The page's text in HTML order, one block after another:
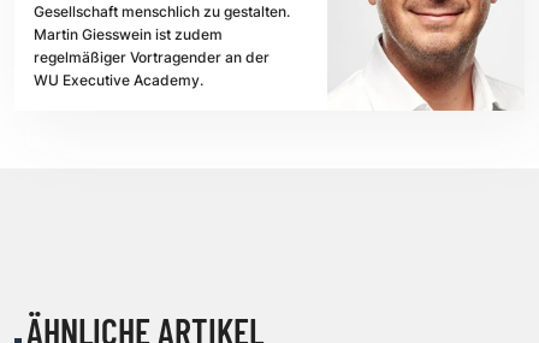
Gesellschaft menschlich zu gestalten.
Martin Giesswein ist zudem
regelmäßiger Vortragender an der
WU Executive Academy.
ÄHNLICHE ARTIKEL